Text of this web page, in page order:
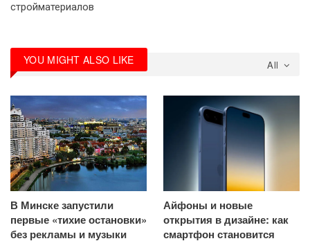
стройматериалов
All
YOU MIGHT ALSO LIKE
В Минске запустили
первые «тихие остановки»
без рекламы и музыки
Айфоны и новые
открытия в дизайне: как
смартфон становится